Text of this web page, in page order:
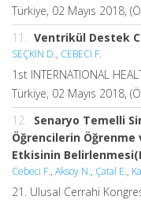
Türkiye, 02 Mayıs 2018,
11. Ventrikül Destek
SEÇKİN D., CEBECİ F.
1st INTERNATIONAL
Türkiye, 02 Mayıs 2018,
12.
Senaryo Temelli
Öğrencilerin Öğrenme
Etkisinin
Cebeci F., Aksoy N., Çatal E.,
21. Ulusal Cerrahi